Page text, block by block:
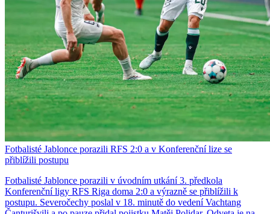
Fotbalisté Jablonce porazili RFS 2:0 a v Konferenční lize se
přiblížili postupu
Fotbalisté Jablonce porazili v úvodním utkání 3. předkola
Konferenční ligy RFS Riga doma 2:0 a výrazně se přiblížili k
postupu. Severočechy poslal v 18. minutě do vedení Vachtang